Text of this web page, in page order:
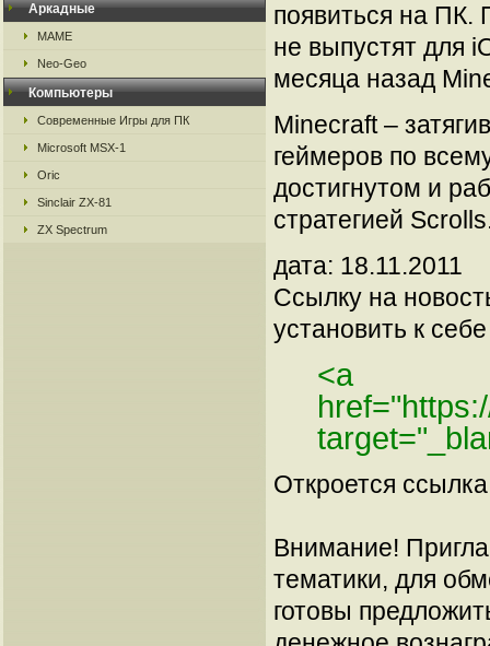
Аркадные
MAME
Neo-Geo
Компьютеры
Современные Игры для ПК
Microsoft MSX-1
Oric
Sinclair ZX-81
ZX Spectrum
появиться на ПК.
не выпустят для
месяца назад
Minecraft –
геймеров по
достигнутом и
стратегией
дата: 18.11.2011
Ссылку на
установить к
<a
Откроется
Внимание!
тематики, для
готовы